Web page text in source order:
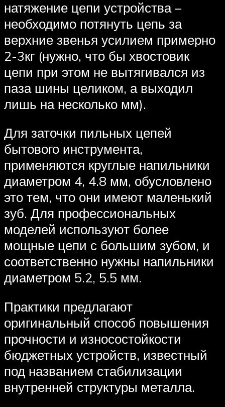
натяжение цепи устройства –
необходимо потянуть цепь за
верхние звенья усилием примерно
2-3кг (нужно, что бы хвостовик
цепи при этом не вытягивался из
паза шины целиком, а выходил
лишь на несколько мм).
Для заточки пильных цепей
бытового инструмента,
применяются круглые напильники
диаметром 4, 4.8 мм, обусловлено
это тем, что они имеют маленький
зуб. Для профессиональных
моделей используют более
мощные цепи с большим зубом, и
соответственно нужны напильники
диаметром 5.2, 5.5 мм.
Практики предлагают
оригинальный способ повышения
прочности и износостойкости
бюджетных устройств, известный
под названием стабилизации
внутренней структуры металла.